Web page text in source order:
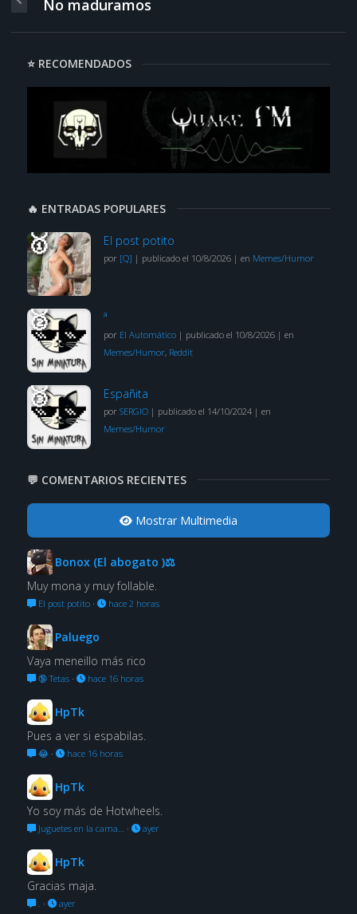
No maduramos
⭐ RECOMENDADOS
🔥 ENTRADAS POPULARES
El post potito
por [Q] | publicado el 10/8/2026| en Memes/Humor
ª
por El Automático| publicado el 10/8/2026| en
Memes/Humor, Reddit
Españita
por SERGIO| publicado el 14/10/2024| en
Memes/Humor
💬 COMENTARIOS RECIENTES
Mostrar Multimedia
Bonox (El abogato )⚖
Muy mona y muy follable.
El post potito· hace 2 horas
Paluego
Vaya meneillo más rico
🔞 Tetas· hace 16 horas
HpTk
Pues a ver si espabilas.
😂· hace 16 horas
HpTk
Yo soy más de Hotwheels.
Juguetes en la cama… · ayer
HpTk
Gracias maja.
. · ayer